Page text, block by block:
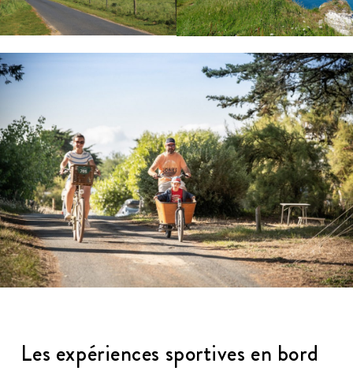
Les expériences sportives en bord